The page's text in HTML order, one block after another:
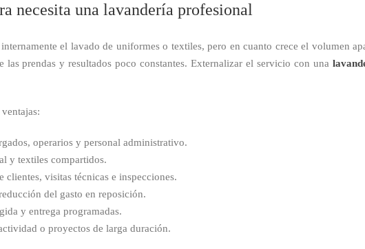
necesita una lavandería profesional
el lavado de uniformes o textiles, pero en cuanto crece el volumen
las prendas y resultados poco constantes. Externalizar el servicio con una
operarios y personal administrativo.
y textiles compartidos.
clientes, visitas técnicas e inspecciones.
del gasto en reposición.
y entrega programadas.
o proyectos de larga duración.